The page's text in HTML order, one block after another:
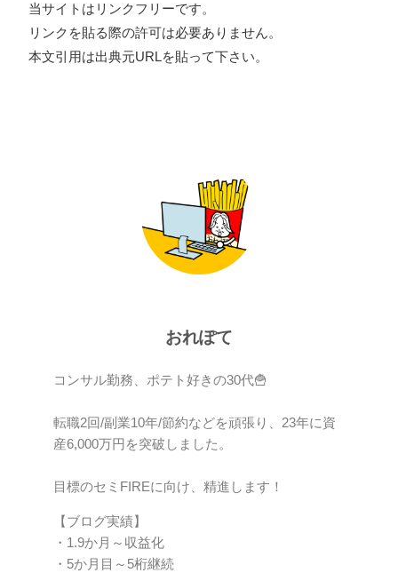
当サイトはリンクフリーです。
リンクを貼る際の許可は必要ありません。
本文引用は出典元URLを貼って下さい。
おれぽて
コンサル勤務、ポテト好きの30代🍟
転職2回/副業10年/節約などを頑張り、23年に資
産6,000万円を突破しました。
目標のセミFIREに向け、精進します！
【ブログ実績】
・1.9か月～収益化
・5か月目～5桁継続